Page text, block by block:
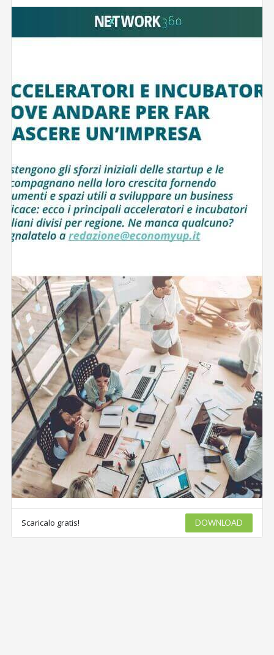
Scaricalo gratis! DOWNLOAD